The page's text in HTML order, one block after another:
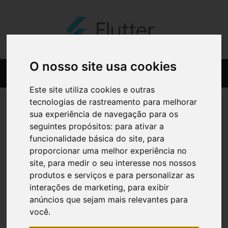
O nosso site usa cookies
Este site utiliza cookies e outras
tecnologias de rastreamento para melhorar
sua experiência de navegação para os
seguintes propósitos: para ativar a
funcionalidade básica do site, para
proporcionar uma melhor experiência no
site, para medir o seu interesse nos nossos
produtos e serviços e para personalizar as
interações de marketing, para exibir
anúncios que sejam mais relevantes para
você.